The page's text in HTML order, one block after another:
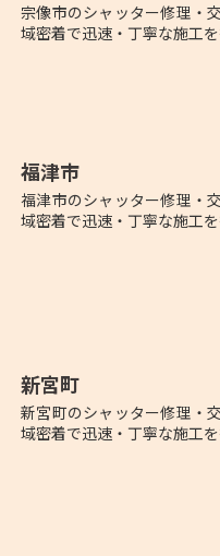
宗像市のシャッター修理・
域密着で迅速・丁寧な施工
福津市
福津市のシャッター修理・
域密着で迅速・丁寧な施工
新宮町
新宮町のシャッター修理・
域密着で迅速・丁寧な施工